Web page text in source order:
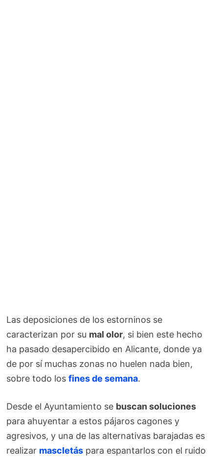
Las deposiciones de los estorninos se
caracterizan por su mal olor, si bien este hecho
ha pasado desapercibido en Alicante, donde ya
de por sí muchas zonas no huelen nada bien,
sobre todo losfines de semana.
Desde el Ayuntamiento se buscan soluciones
para ahuyentar a estos pájaros cagones y
agresivos, y una de las alternativas barajadas es
realizar mascletás para espantarlos con el ruido